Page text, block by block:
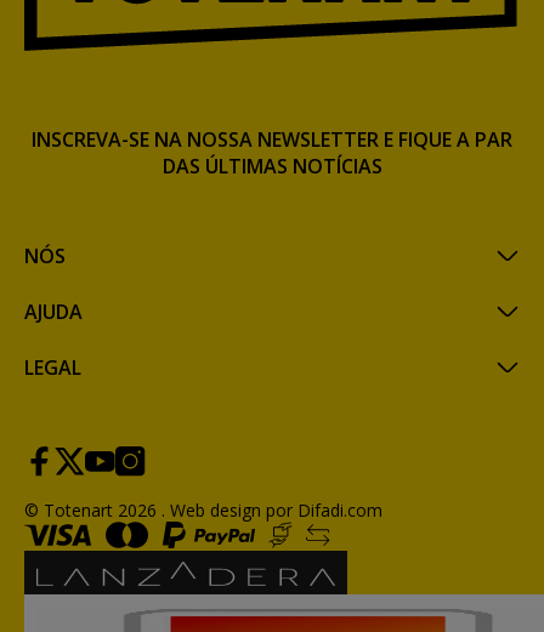
NÓS
AJUDA
LEGAL
INSCREVA-SE NA NOSSA NEWSLETTER E FIQUE A PAR
DAS ÚLTIMAS NOTÍCIAS
© Totenart 2026 . Web design por Difadi.com